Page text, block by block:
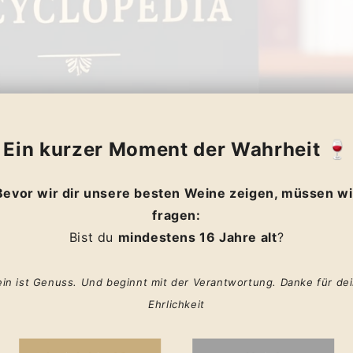
– Buchstabe
rund um das Thema Wein, die mit dem Buchstaben
Ein kurzer Moment der Wahrheit 🍷
wir dir unsere besten Weine zeigen, müssen
fragen:
Bist du mindestens 16 Jahre alt?
ist Genuss. Und beginnt mit der Verantwortung. Danke für
Ehrlichkeit